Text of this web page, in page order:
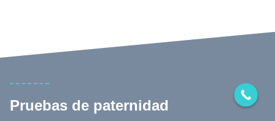
Pruebas de paternidad